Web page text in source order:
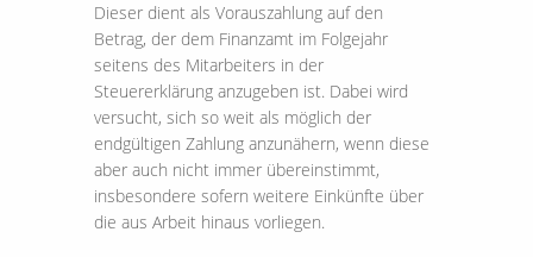
Dieser dient als Vorauszahlung auf den
Betrag, der dem Finanzamt im Folgejahr
seitens des Mitarbeiters in der
Steuererklärung anzugeben ist. Dabei wird
versucht, sich so weit als möglich der
endgültigen Zahlung anzunähern, wenn diese
aber auch nicht immer übereinstimmt,
insbesondere sofern weitere Einkünfte über
die aus Arbeit hinaus vorliegen.